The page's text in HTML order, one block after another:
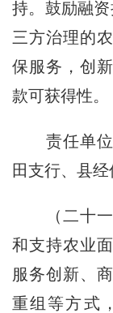
持。鼓励融
三方治理的
保服务，创
款可获得性。
责任单位
田支行、县经
（二十一
和支持农业
服务创新、
重组等方式